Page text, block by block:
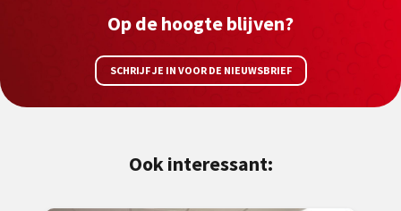
Op de hoogte blijven?
SCHRIJF JE IN VOOR DE NIEUWSBRIEF
Ook interessant: